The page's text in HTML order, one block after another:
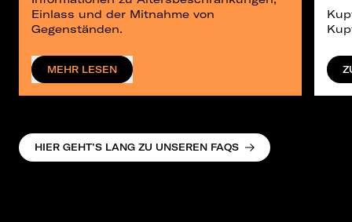
Einlass und der Mitnahme von
Gegenständen.
MEHR LESEN
HIER GEHT’S LANG ZU UNSEREN FAQS